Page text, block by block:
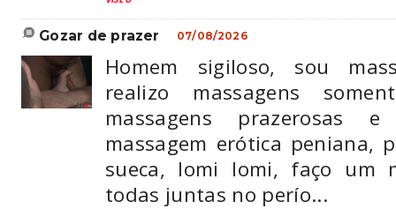
gozar de prazer 07/08/2026
Homem sigiloso, sou
realizo massagens
massagens prazerosas
massagem erótica peniana,
sueca, lomi lomi, faço um
todas juntas no perío...